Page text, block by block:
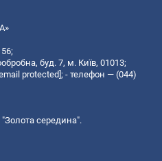
буд. 7, м. Київ, 01013;
protected] ; - телефон — (044)
середина".